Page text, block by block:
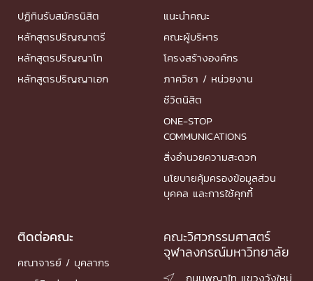
ปฏิทินรับสมัครนิสิต
หลักสูตรปริญญาตรี
หลักสูตรปริญญาโท
หลักสูตรปริญญาเอก
แนะนำคณะ
คณะผู้บริหาร
โครงสร้างองค์กร
ภาควิชา / หน่วยงาน
ชีวิตนิสิต
ONE-STOP
COMMUNICATIONS
สิ่งอำนวยความสะดวก
นโยบายคุ้มครองข้อมูลส่วน
บุคคล และการใช้คุกกี้
ติดต่อคณะ
คณาจารย์ / บุคลากร
คณะวิศวกรรมศาสตร์
จุฬาลงกรณ์มหาวิทยาลัย
